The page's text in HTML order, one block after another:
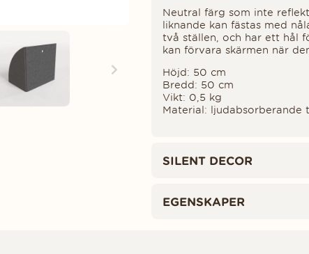
Neutral färg som inte
liknande kan fästas med
två ställen, och har ett hål
kan förvara skärmen när
Höjd: 50 cm
Bredd: 50 cm
Vikt: 0,5 kg
Material: ljudabsorberande
SILENT DECOR
EGENSKAPER